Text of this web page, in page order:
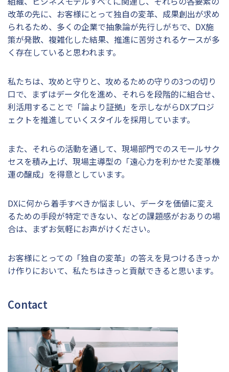
改革の先に、お客様にとって独自の変革、成果創出が求め
られるため、多くの企業で抽象論が先行しがちで、DX施
策が発散、複雑化した結果、推進に苦労されるケースが多
く存在していると思われます。
私たちは、攻めと守りと、攻めるための守りの3つの切り
口で、まずはデータ化を進め、それらを段階的に組合せ、
利活用することで「論より証拠」を示しながらDXプロジ
ェクトを推進していくスタイルを採用しています。
また、それらの活動を通して、現場部門でのスモールサク
セスを積み上げ、現場主導型の「遠心力を利かせた変革機
運の醸成」を得意としています。
DXに何から着手すべきか悩ましい、データを価値に変え
るための手段が特定できない、などの課題感がおありの場
合は、まずお気軽にお声がけください。
お客様にとっての「独自の変革」の答えを見つけるきっか
け作りにおいて、私たちはきっと貢献できると思います。
Contact